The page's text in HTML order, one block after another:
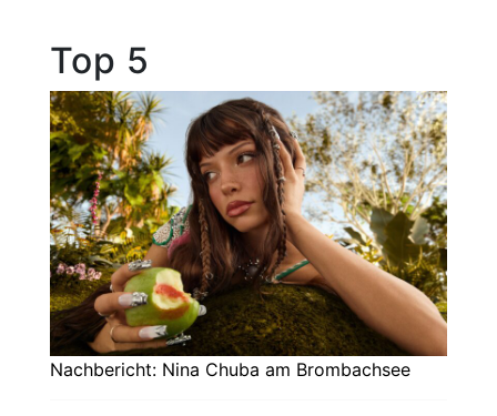
Top 5
Nachbericht: Nina Chuba am Brombachsee